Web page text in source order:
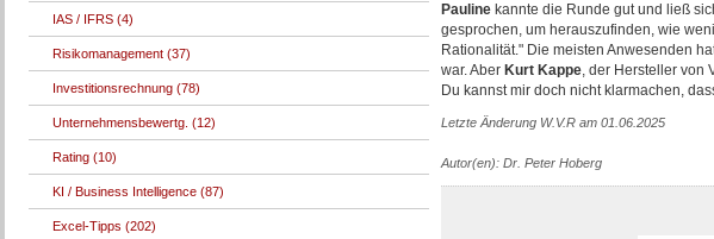
Paulinekannte die Runde gut und ließ
gesprochen, um herauszufinden, wie
Rationalität." Die meisten Anwesenden
war. Aber Kurt Kappe, der Hersteller von
Du kannst mir doch nicht klarmachen,
Letzte Änderung W.V.R am 01.06.2025
Autor(en): Dr. Peter Hoberg
IAS / IFRS (4)
Risikomanagement (37)
Investitionsrechnung (78)
Unternehmensbewertg. (12)
Rating (10)
KI / Business Intelligence (87)
Excel-Tipps (202)